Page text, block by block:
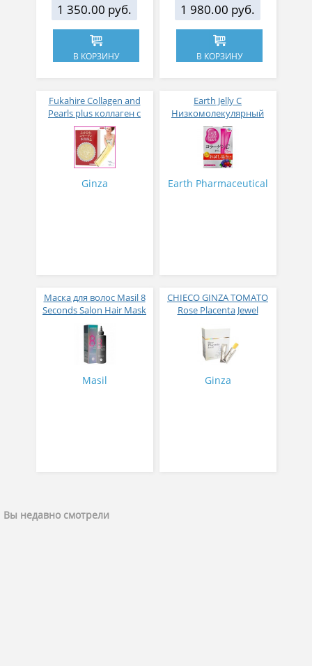
1 350.00 руб.
В КОРЗИНУ
1 980.00 руб.
В КОРЗИНУ
Fukahire Collagen and
Pearls plus коллаген с
жемчужным порошком
№ 30
Ginza
Earth Jelly C
Низкомолекулярный
рыбный коллаген с
витамином С и 5
активных компонентов
с ягодным вкусом 8 гр
Earth Pharmaceutical
Маска для волос Masil 8
Seconds Salon Hair Mask
200 мл
Masil
CHIECO GINZA TOMATO
Rose Placenta Jewel
в желе № 30
Ginza
Вы недавно смотрели